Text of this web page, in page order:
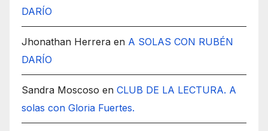
DARÍO
Jhonathan Herrera en A SOLAS CON RUBÉN
DARÍO
Sandra Moscoso en CLUB DE LA LECTURA. A
solas con Gloria Fuertes.